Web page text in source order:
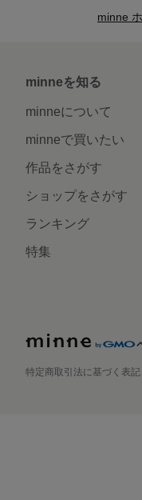
minne
minneを知る
minneについて
minneで買いたい
作品をさがす
ショップをさがす
ランキング
特集
特定商取引法に基づく表記